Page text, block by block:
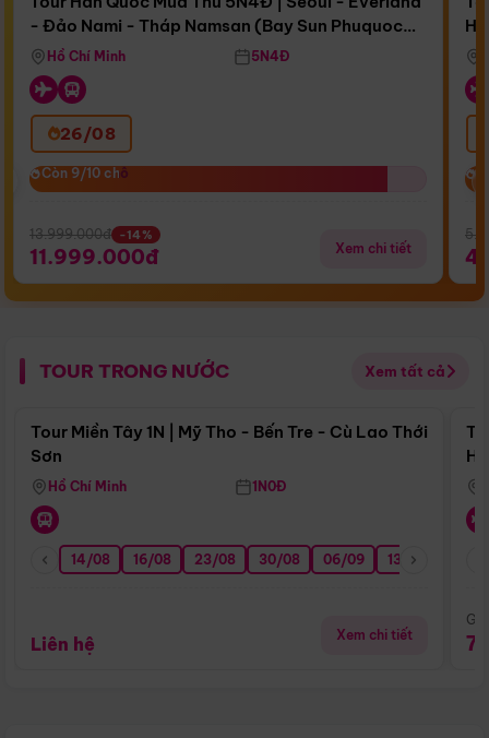
Bay Sun Phuquoc Airways
- Đảo Nami - Tháp Namsan (Bay Sun Phuquoc
Airways)
Hồ Chí Minh 5N4Đ
26/08
Còn 9/10 chỗ
Còn 9/10 chỗ
13.999.000đ -14%
11.999.000đ Xem chi tiết
TOUR TRONG NƯỚC Xem tất cả
Điểm nổi bật
Tour Miền Tây 1N | Mỹ Tho - Bến Tre - Cù Lao Thới
Sơn
Hồ Chí Minh 1N0Đ
14/08 16/08 23/08 30/08 06/09 13/09
Liên hệ Xem chi tiết